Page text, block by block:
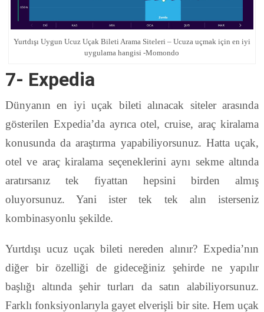
Yurtdışı Uygun Ucuz Uçak Bileti Arama Siteleri – Ucuza uçmak için en iyi
uygulama hangisi -Momondo
7- Expedia
Dünyanın en iyi uçak bileti alınacak siteler arasında
gösterilen Expedia’da ayrıca otel, cruise, araç kiralama
konusunda da araştırma yapabiliyorsunuz. Hatta uçak,
otel ve araç kiralama seçeneklerini aynı sekme altında
aratırsanız tek fiyattan hepsini birden almış
oluyorsunuz. Yani ister tek tek alın isterseniz
kombinasyonlu şekilde.
Yurtdışı ucuz uçak bileti nereden alınır? Expedia’nın
diğer bir özelliği de gideceğiniz şehirde ne yapılır
başlığı altında şehir turları da satın alabiliyorsunuz.
Farklı fonksiyonlarıyla gayet elverişli bir site. Hem uçak